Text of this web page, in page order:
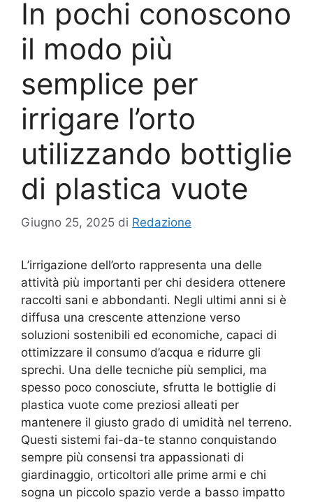
In pochi conoscono
il modo più
semplice per
irrigare l’orto
utilizzando bottiglie
di plastica vuote
Giugno 25, 2025 di Redazione
L’irrigazione dell’orto rappresenta una delle
attività più importanti per chi desidera ottenere
raccolti sani e abbondanti. Negli ultimi anni si è
diffusa una crescente attenzione verso
soluzioni sostenibili ed economiche, capaci di
ottimizzare il consumo d’acqua e ridurre gli
sprechi. Una delle tecniche più semplici, ma
spesso poco conosciute, sfrutta le bottiglie di
plastica vuote come preziosi alleati per
mantenere il giusto grado di umidità nel terreno.
Questi sistemi fai-da-te stanno conquistando
sempre più consensi tra appassionati di
giardinaggio, orticoltori alle prime armi e chi
sogna un piccolo spazio verde a basso impatto